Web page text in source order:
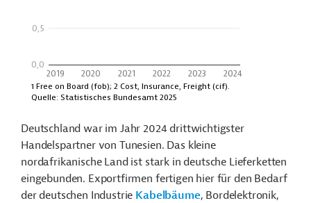
Deutschland war im Jahr 2024 drittwichtigster
Handelspartner von Tunesien. Das kleine
nordafrikanische Land ist stark in deutsche Lieferketten
eingebunden. Exportfirmen fertigen hier für den Bedarf
der deutschen Industrie Kabelbäume, Bordelektronik,